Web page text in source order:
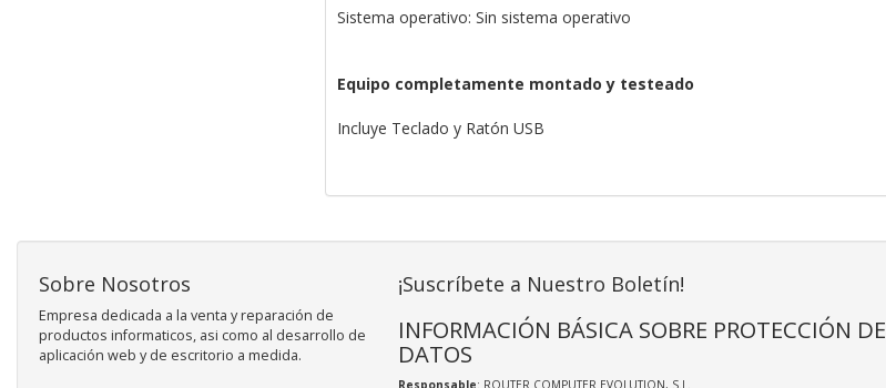
Sistema operativo: Sin sistema operativo
Equipo completamente montado y testeado
Incluye Teclado y Ratón USB
Sobre Nosotros
Empresa dedicada a la venta y reparación de
productos informaticos, asi como al desarrollo de
aplicación web y de escritorio a medida.
¡Suscríbete a Nuestro Boletín!
INFORMACIÓN BÁSICA SOBRE PROTECCIÓN DE
DATOS